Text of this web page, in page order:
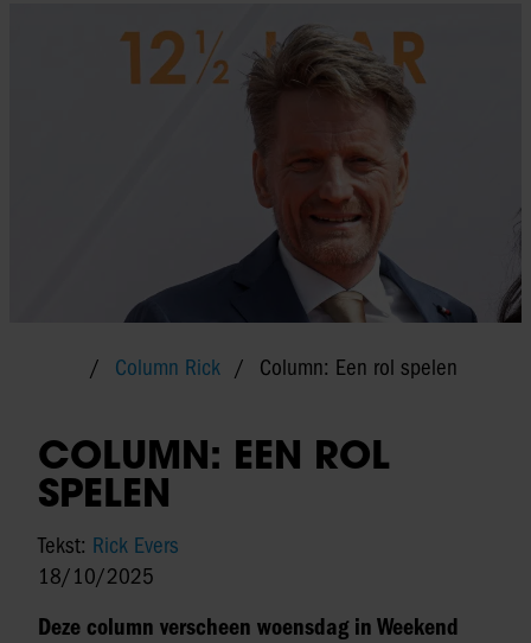
Column Rick Column: Een rol spelen
COLUMN: EEN ROL
SPELEN
Tekst: Rick Evers
18/10/2025
Deze column verscheen woensdag in Weekend